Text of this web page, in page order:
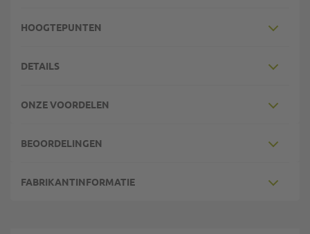
HOOGTEPUNTEN
DETAILS
ONZE VOORDELEN
BEOORDELINGEN
FABRIKANTINFORMATIE